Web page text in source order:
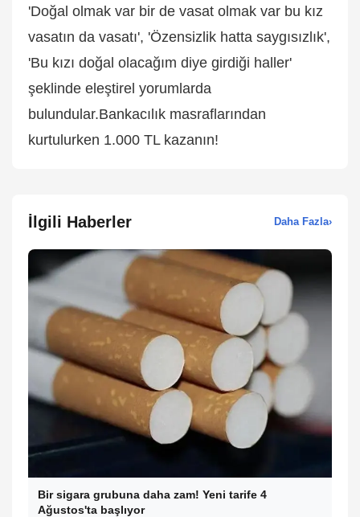
'Doğal olmak var bir de vasat olmak var bu kız
vasatın da vasatı', 'Özensizlik hatta saygısızlık',
'Bu kızı doğal olacağım diye girdiği haller'
şeklinde eleştirel yorumlarda
bulundular.Bankacılık masraflarından
kurtulurken 1.000 TL kazanın!
İlgili Haberler Daha Fazla›
Bir sigara grubuna daha zam! Yeni tarife 4
Ağustos'ta başlıyor